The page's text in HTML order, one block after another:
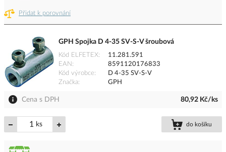
Přidat k porovnání
GPH Spojka D 4-35 SV-S-V šroubová
Kód ELFETEX
11.281.591
EAN
8591120176833
Kód výrobce
D 4-35 SV-S-V
Značka
GPH
Cena s DPH 80,92 Kč/ks
ks do košíku